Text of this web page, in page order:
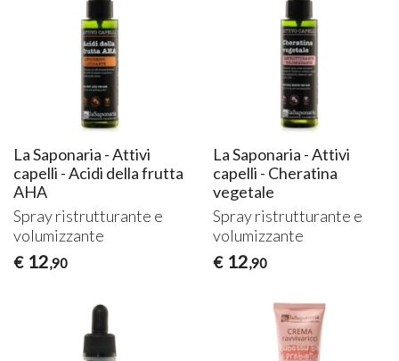
La Saponaria - Attivi
capelli - Acidi della frutta
AHA
Spray ristrutturante e
volumizzante
€ 12,90
La Saponaria - Attivi
capelli - Cheratina
vegetale
Spray ristrutturante e
volumizzante
€ 12,90